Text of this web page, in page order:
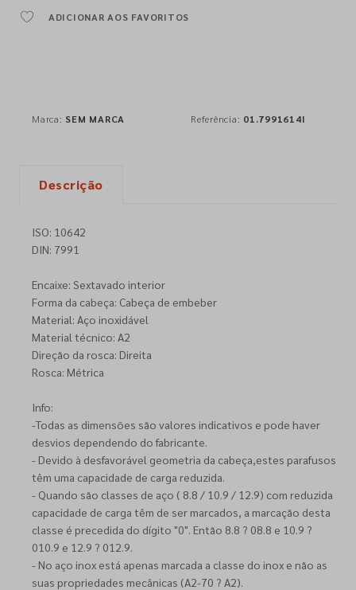
ADICIONAR AOS FAVORITOS
Marca: SEM MARCA Referência: 01.7991614I
Descrição
ISO: 10642
DIN: 7991
Encaixe: Sextavado interior
Forma da cabeça: Cabeça de embeber
Material: Aço inoxidável
Material técnico: A2
Direção da rosca: Direita
Rosca: Métrica
Info:
-Todas as dimensões são valores indicativos e pode haver
desvios dependendo do fabricante.
- Devido à desfavorável geometria da cabeça,estes parafusos
têm uma capacidade de carga reduzida.
- Quando são classes de aço ( 8.8 / 10.9 / 12.9) com reduzida
capacidade de carga têm de ser marcados, a marcação desta
classe é precedida do dígito "0". Então 8.8 ? 08.8 e 10.9 ?
010.9 e 12.9 ? 012.9.
- No aço inox está apenas marcada a classe do inox e não as
suas propriedades mecânicas (A2-70 ? A2).